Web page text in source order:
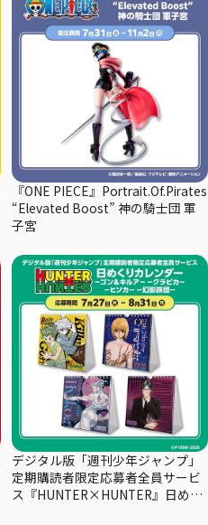
『ONE PIECE』Portrait.Of.Pirates
“Elevated Boost” 神の騎士団 軍
子宮
デジタル版「週刊少年ジャンプ」
定期購読者限定応募者全員サービ
ス『HUNTER×HUNTER』日めく